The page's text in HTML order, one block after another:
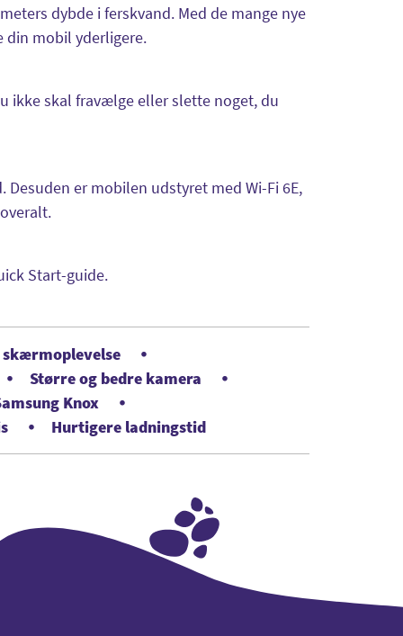
dybde i ferskvand. Med de mange nye
din mobil yderligere.
ikke skal fravælge eller slette noget, du
er mobilen udstyret med Wi-Fi 6E,
Start-guide.
Større og bedre kamera
Knox
Hurtigere ladningstid